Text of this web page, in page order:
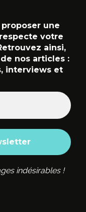
une
votre
ainsi,
nos articles :
interviews et
indésirables !